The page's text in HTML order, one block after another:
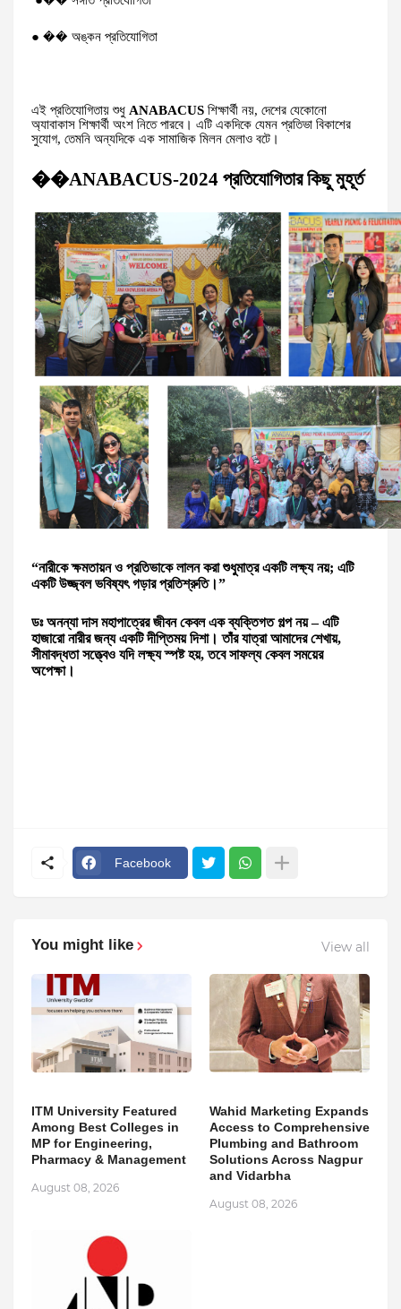
● �� অঙ্কন প্রতিযোগিতা
এই প্রতিযোগিতায় শুধু ANABACUS শিক্ষার্থী নয়, দেশের যেকোনো
অ্যাবাকাস শিক্ষার্থী অংশ নিতে পারবে। এটি একদিকে যেমন প্রতিভা বিকাশের
সুযোগ, তেমনি অন্যদিকে এক সামাজিক মিলন মেলাও বটে।
��ANABACUS-2024 প্রতিযোগিতার কিছু মুহূর্ত
“নারীকে ক্ষমতায়ন ও প্রতিভাকে লালন করা শুধুমাত্র একটি লক্ষ্য নয়; এটি
একটি উজ্জ্বল ভবিষ্যৎ গড়ার প্রতিশ্রুতি।”
ডঃ অনন্যা দাস মহাপাত্রের জীবন কেবল এক ব্যক্তিগত গল্প নয় – এটি
হাজারো নারীর জন্য একটি দীপ্তিময় দিশা। তাঁর যাত্রা আমাদের শেখায়,
সীমাবদ্ধতা সত্ত্বেও যদি লক্ষ্য স্পষ্ট হয়, তবে সাফল্য কেবল সময়ের
অপেক্ষা।
Facebook
You might like View all
ITM University Featured
Among Best Colleges in
MP for Engineering,
Pharmacy & Management
August 08, 2026
Wahid Marketing Expands
Access to Comprehensive
Plumbing and Bathroom
Solutions Across Nagpur
and Vidarbha
August 08, 2026